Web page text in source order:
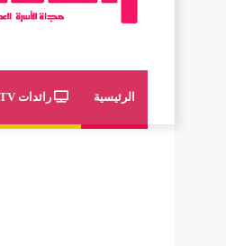
الرئيسية رائدات TV